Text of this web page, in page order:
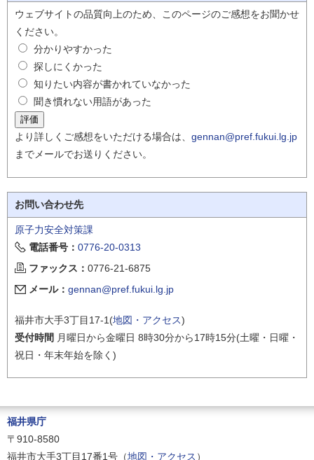
ウェブサイトの品質向上のため、このページのご感想をお聞かせ
ください。
分かりやすかった
探しにくかった
知りたい内容が書かれていなかった
聞き慣れない用語があった
より詳しくご感想をいただける場合は、 gennan@pref.fukui.lg.jp
までメールでお送りください。
お問い合わせ先
原子力安全対策課
電話番号： 0776-20-0313
ファックス： 0776-21-6875
メール： gennan@pref.fukui.lg.jp
福井市大手3丁目17-1(地図・アクセス)
受付時間 月曜日から金曜日 8時30分から17時15分(土曜・日曜・
祝日・年末年始を除く)
福井県庁
〒910-8580
福井市大手3丁目17番1号（地図・アクセス ）